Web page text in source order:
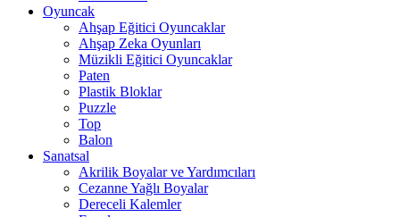
Oyuncak
Ahşap Eğitici Oyuncaklar
Ahşap Zeka Oyunları
Müzikli Eğitici Oyuncaklar
Paten
Plastik Bloklar
Puzzle
Top
Balon
Sanatsal
Akrilik Boyalar ve Yardımcıları
Cezanne Yağlı Boyalar
Dereceli Kalemler